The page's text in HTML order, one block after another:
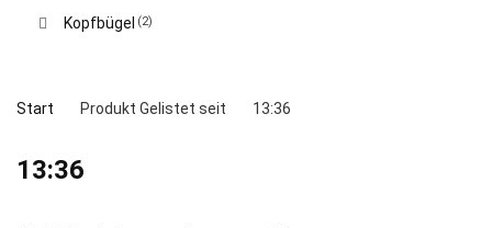
Kopfbügel (2)
Start Produkt Gelistet seit 13:36
13:36